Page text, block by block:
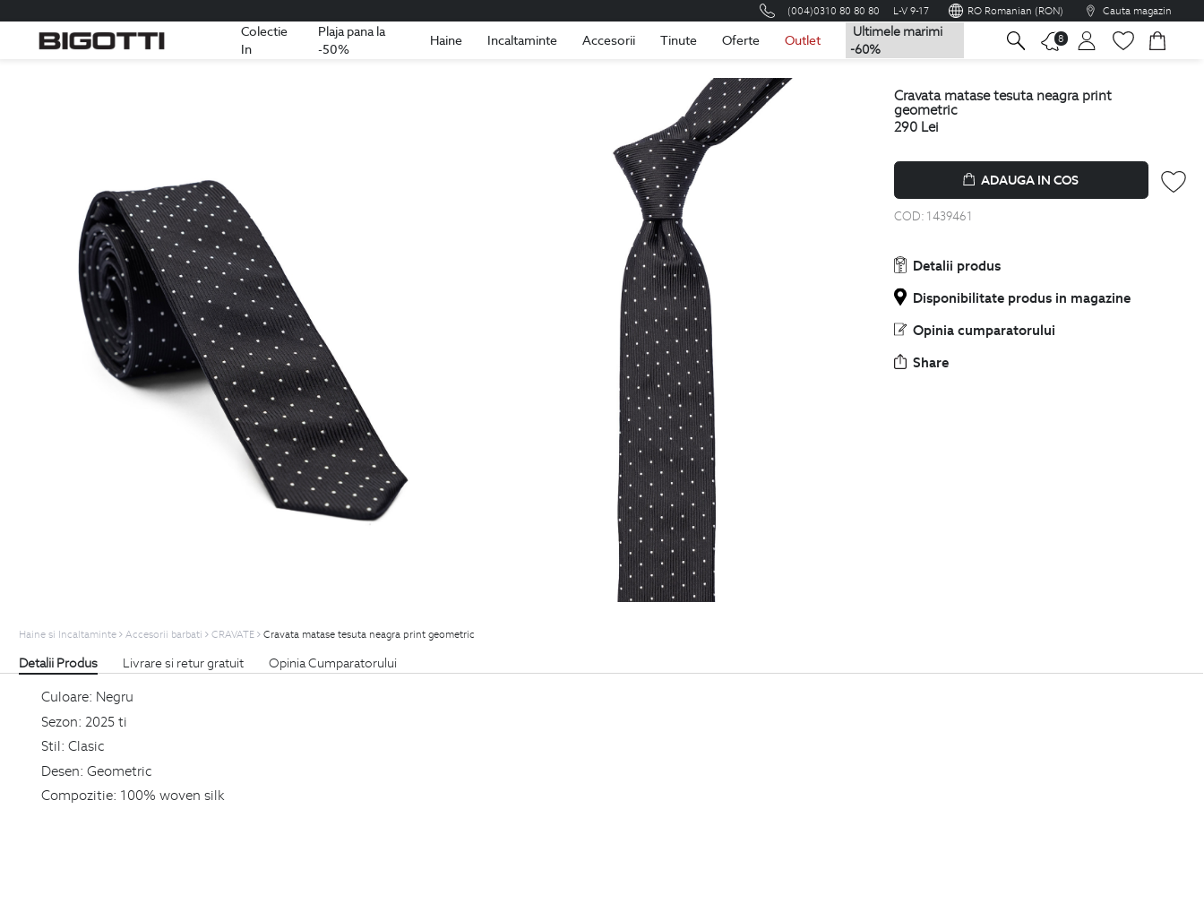
(004)0310 80 80 80 L-V 9-17 RO Romanian (RON) Cauta magazin
Colectie
In
Plaja pana la
-50%
Haine Incaltaminte Accesorii Tinute Oferte Outlet
Ultimele marimi
-60%
8
Romania Romana
cravata matase tesuta neagra print
geometric
290 Lei
ADAUGA IN COS
COD: 1439461
Detalii produs
Disponibilitate produs in magazine
Opinia cumparatorului
Share
Haine si Incaltaminte Accesorii barbati CRAVATE Cravata matase tesuta neagra print geometric
Detalii Produs Livrare si retur gratuit Opinia Cumparatorului
Culoare: Negru
Sezon: 2025 ti
Stil: Clasic
Desen: Geometric
Compozitie: 100% woven silk